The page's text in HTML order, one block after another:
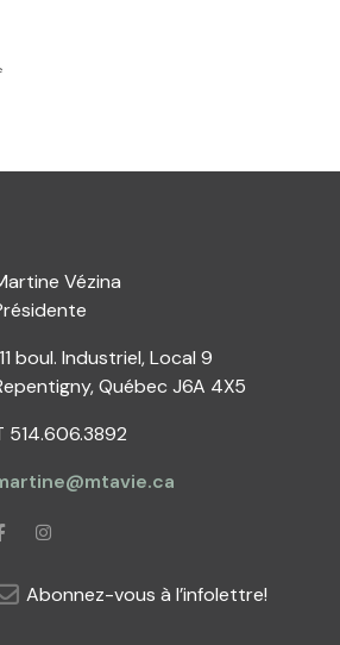
Vézina
boul. Industriel, Local 9
Québec J6A 4X5
514.606.3892
Abonnez-vous à l’infolettre!